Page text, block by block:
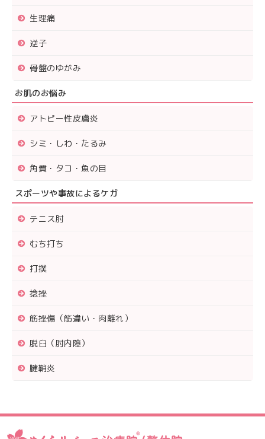
生理痛
逆子
骨盤のゆがみ
お肌のお悩み
アトピー性皮膚炎
シミ・しわ・たるみ
角質・タコ・魚の目
スポーツや事故によるケガ
テニス肘
むち打ち
打撲
捻挫
筋挫傷（筋違い・肉離れ）
脱臼（肘内障）
腱鞘炎